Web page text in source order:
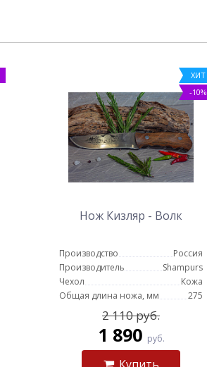
ХИТ
-10%
Нож Кизляр - Волк
Производство
Россия
Производитель
Shampurs
Чехол
Кожа
Общая длина ножа, мм
275
2 110 руб.
1 890 руб.